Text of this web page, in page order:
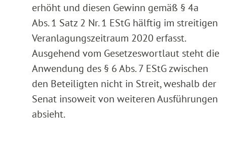
erhöht und diesen Gewinn gemäß § 4a
Abs. 1 Satz 2 Nr. 1 EStG hälftig im streitigen
Veranlagungszeitraum 2020 erfasst.
Ausgehend vom Gesetzeswortlaut steht die
Anwendung des § 6 Abs. 7 EStG zwischen
den Beteiligten nicht in Streit, weshalb der
Senat insoweit von weiteren Ausführungen
absieht.